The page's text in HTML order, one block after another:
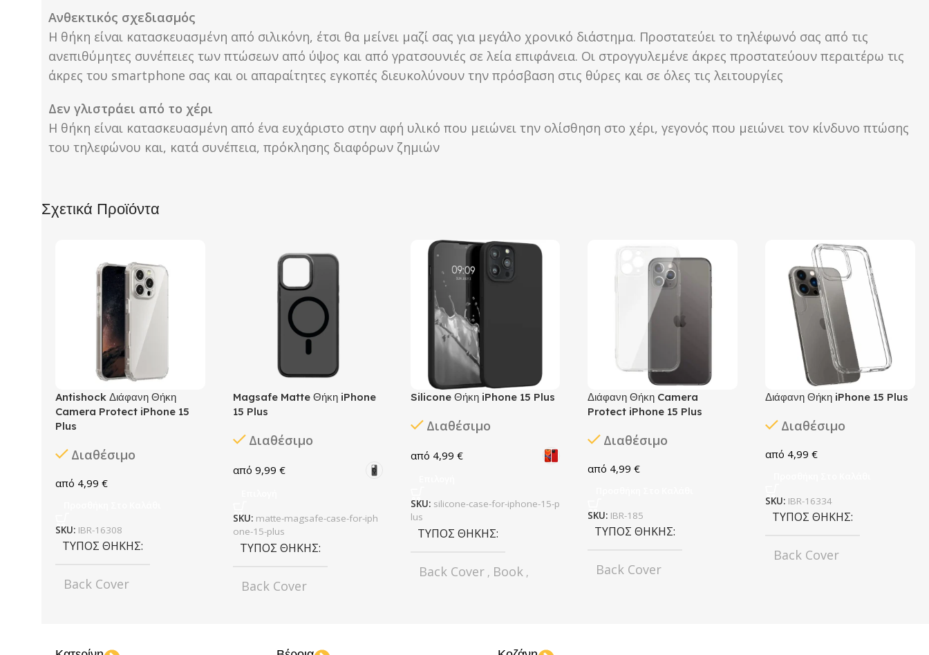
Ανθεκτικός σχεδιασμός
Η θήκη είναι κατασκευασμένη από σιλικόνη, έτσι θα μείνει μαζί σας για μεγάλο χρονικό διάστημα. Προστατεύει το τηλέφωνό σας από τις
ανεπιθύμητες συνέπειες των πτώσεων από ύψος και από γρατσουνιές σε λεία επιφάνεια. Οι στρογγυλεμένε άκρες προστατεύουν περαιτέρω τις
άκρες του smartphone σας και οι απαραίτητες εγκοπές διευκολύνουν την πρόσβαση στις θύρες και σε όλες τις λειτουργίες
Δεν γλιστράει από το χέρι
Η θήκη είναι κατασκευασμένη από ένα ευχάριστο στην αφή υλικό που μειώνει την ολίσθηση στο χέρι, γεγονός που μειώνει τον κίνδυνο πτώσης
του τηλεφώνου και, κατά συνέπεια, πρόκλησης διαφόρων ζημιών
Σχετικά Προϊόντα
Antishock Διάφανη Θήκη
Camera Protect iPhone 15
Plus
Διαθέσιμο
4,99 €
SKU: IBR-16308
ΤΎΠΟΣ ΘΉΚΗΣ
Back Cover
Magsafe Matte Θήκη iPhone
15 Plus
Διαθέσιμο
9,99 €
SKU: matte-magsafe-case-for-iph
one-15-plus
ΤΎΠΟΣ ΘΉΚΗΣ
Back Cover
Silicone Θήκη iPhone 15 Plus
Διαθέσιμο
4,99 €
SKU: silicone-case-for-iphone-15-p
lus
ΤΎΠΟΣ ΘΉΚΗΣ
Back Cover , Book ,
Διάφανη Θήκη Camera
Protect iPhone 15 Plus
Διαθέσιμο
4,99€
SKU: IBR-185
ΤΎΠΟΣ ΘΉΚΗΣ
Back Cover
Διάφανη Θήκη iPhone 15 Plus
Διαθέσιμο
4,99€
SKU: IBR-16334
ΤΎΠΟΣ ΘΉΚΗΣ
Back Cover